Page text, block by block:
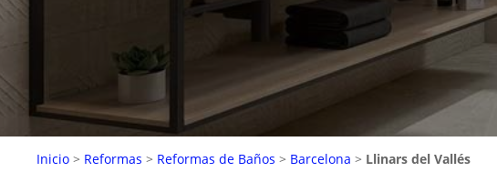
Inicio > Reformas > Reformas de Baños > Barcelona > Llinars del Vallés